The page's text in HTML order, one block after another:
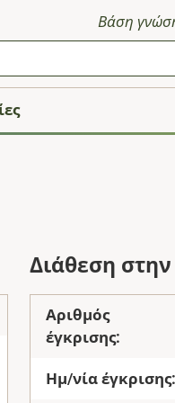
Βάση
Διάθεση
Αριθμός
έγκρισης:
Ημ/νία έγκρισης: